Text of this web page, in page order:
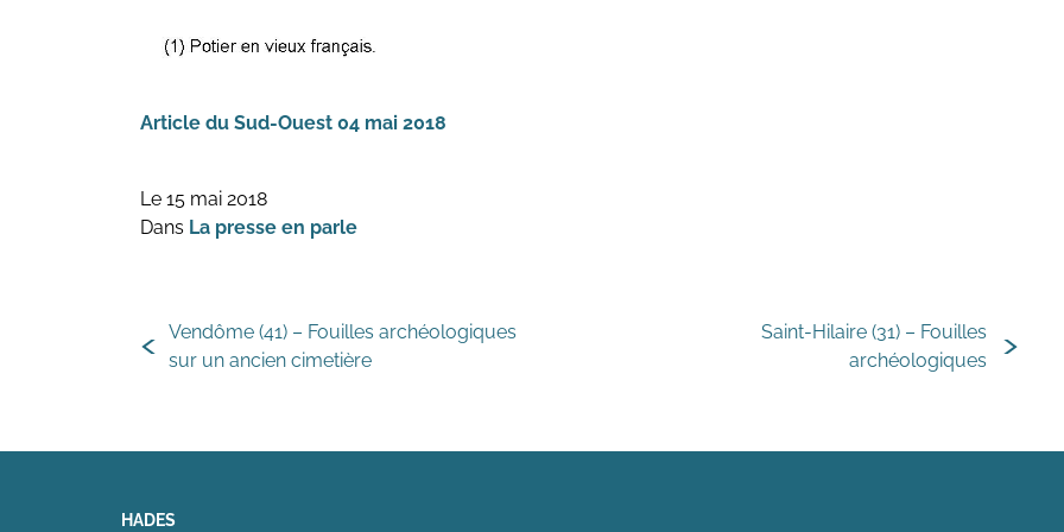
Article du Sud-Ouest 04 mai 2018
Le 15 mai 2018
Dans La presse en parle
Vendôme (41) – Fouilles archéologiques
sur un ancien cimetière
Saint-Hilaire (31) – Fouilles
archéologiques
HADES